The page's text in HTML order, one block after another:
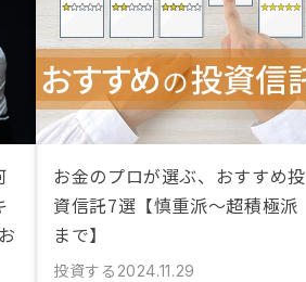
お金のプロが選ぶ、おすすめ投
資信託7選【慎重派〜超積極派
まで】
投資する 2024.11.29